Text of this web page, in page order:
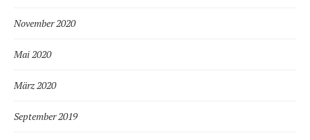
November 2020
Mai 2020
März 2020
September 2019